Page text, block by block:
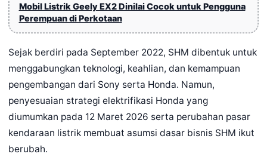
Mobil Listrik Geely EX2 Dinilai Cocok untuk Pengguna
Perempuan di Perkotaan
Sejak berdiri pada September 2022, SHM dibentuk untuk
menggabungkan teknologi, keahlian, dan kemampuan
pengembangan dari Sony serta Honda. Namun,
penyesuaian strategi elektrifikasi Honda yang
diumumkan pada 12 Maret 2026 serta perubahan pasar
kendaraan listrik membuat asumsi dasar bisnis SHM ikut
berubah.